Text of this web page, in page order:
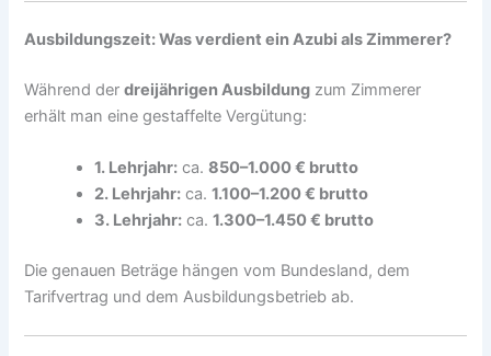
Ausbildungszeit: Was verdient ein Azubi als Zimmerer?
Während derdreijährigen Ausbildung zum Zimmerer
erhält man eine gestaffelte Vergütung:
1. Lehrjahr: ca.850–1.000 € brutto
2. Lehrjahr: ca.1.100–1.200 € brutto
3. Lehrjahr: ca.1.300–1.450 € brutto
Die genauen Beträge hängen vom Bundesland, dem
Tarifvertrag und dem Ausbildungsbetrieb ab.